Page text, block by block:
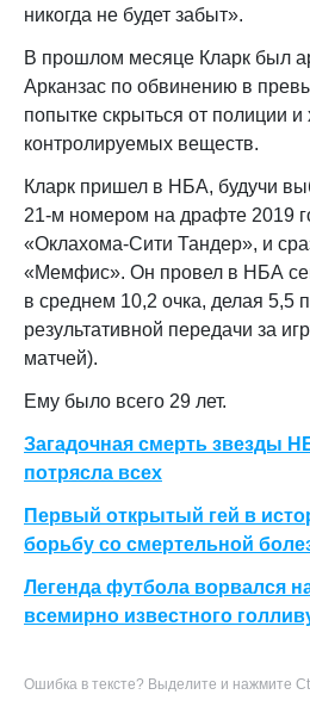
никогда не будет забыт».
В прошлом месяце Кларк был
Арканзас по обвинению в
попытке скрыться от полиции и
контролируемых веществ.
Кларк пришел в НБА, будучи
21-м номером на драфте 2019
«Оклахома-Сити Тандер», и
«Мемфис». Он провел в НБА
в среднем 10,2 очка, делая 5,5
результативной передачи за
матчей).
Ему было всего 29 лет.
Загадочная смерть звезды
потрясла всех
Первый открытый гей в
борьбу со смертельной
Легенда футбола ворвался
всемирно известного
Ошибка в тексте? Выделите и нажмите